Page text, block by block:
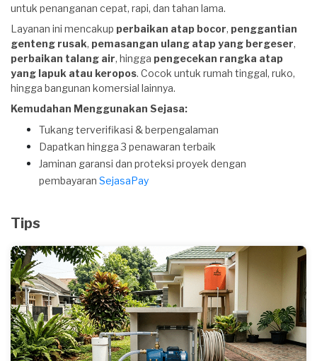
untuk penanganan cepat, rapi, dan tahan lama.
Layanan ini mencakup perbaikan atap bocor, penggantian
genteng rusak, pemasangan ulang atap yang bergeser,
perbaikan talang air, hingga pengecekan rangka atap
yang lapuk atau keropos. Cocok untuk rumah tinggal, ruko,
hingga bangunan komersial lainnya.
Kemudahan Menggunakan Sejasa:
Tukang terverifikasi & berpengalaman
Dapatkan hingga 3 penawaran terbaik
Jaminan garansi dan proteksi proyek dengan
pembayaran SejasaPay
Tips